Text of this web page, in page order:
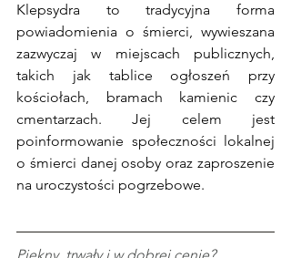
Klepsydra to tradycyjna forma
powiadomienia o śmierci, wywieszana
zazwyczaj w miejscach publicznych,
takich jak tablice ogłoszeń przy
kościołach, bramach kamienic czy
cmentarzach. Jej celem jest
poinformowanie społeczności lokalnej
o śmierci danej osoby oraz zaproszenie
na uroczystości pogrzebowe.